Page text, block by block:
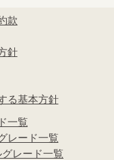
款
針
る基本方針
一覧
レード一覧
レード一覧